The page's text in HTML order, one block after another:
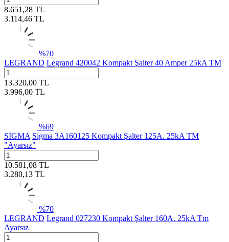
8.651,28 TL
3.114,46 TL
%70
LEGRAND Legrand 420042 Kompakt Şalter 40 Amper 25kA TM
13.320,00 TL
3.996,00 TL
%69
SİGMA Sigma 3A160125 Kompakt Şalter 125A. 25kA TM
"Ayarsız"
10.581,08 TL
3.280,13 TL
%70
LEGRAND Legrand 027230 Kompakt Şalter 160A. 25kA Tm
Ayarsız